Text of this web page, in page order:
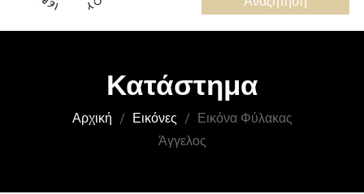
Κατάστημα
Αρχική Εικόνες
Εικόνα Φύλακας
Άγγελος